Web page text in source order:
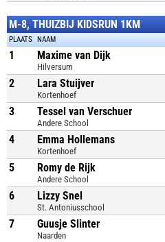
M-8, THUIZBIJ KIDSRUN 1KM
PLAATS NAAM
1 Maxime van Dijk
Hilversum
2 Lara Stuijver
Kortenhoef
3 Tessel van Verschuer
Andere School
4 Emma Hollemans
Kortenhoef
5 Romy de Rijk
Andere School
6 Lizzy Snel
St. Antoniusschool
7 Guusje Slinter
Naarden